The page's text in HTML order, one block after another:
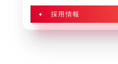
+ 採用情報